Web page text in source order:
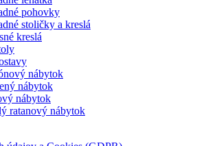
pohovky
stoličky a kreslá
kreslá
nábytok
nábytok
nábytok
ratanový nábytok